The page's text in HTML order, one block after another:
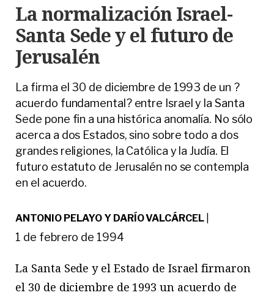
La normalización Israel-
Santa Sede y el futuro de
Jerusalén
La firma el 30 de diciembre de 1993 de un ?
acuerdo fundamental? entre Israel y la Santa
Sede pone fin a una histórica anomalía. No sólo
acerca a dos Estados, sino sobre todo a dos
grandes religiones, la Católica y la Judía. El
futuro estatuto de Jerusalén no se contempla
en el acuerdo.
ANTONIO PELAYO Y DARÍO VALCÁRCEL|
1 de febrero de 1994
La Santa Sede y el Estado de Israel firmaron
el 30 de diciembre de 1993 un acuerdo de